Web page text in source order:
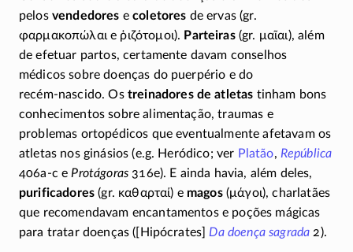
pelos vendedores ecoletores de ervas (gr.
φαρμακοπώλαι e ῥιζότομοι). Parteiras(gr. μαῖαι), além
de efetuar partos, certamente davam conselhos
médicos sobre doenças do puerpério e do
recém-nascido. Os treinadores de atletas tinham bons
conhecimentos sobre alimentação, traumas e
problemas ortopédicos que eventualmente afetavam os
atletas nos ginásios (e.g. Heródico; ver Platão, República
406a-c e Protágoras 316e). E ainda havia, além deles,
purificadores (gr. καθαρταί) e magos(μάγοι), charlatães
que recomendavam encantamentos e poções mágicas
para tratar doenças ([Hipócrates] Da doença sagrada 2).